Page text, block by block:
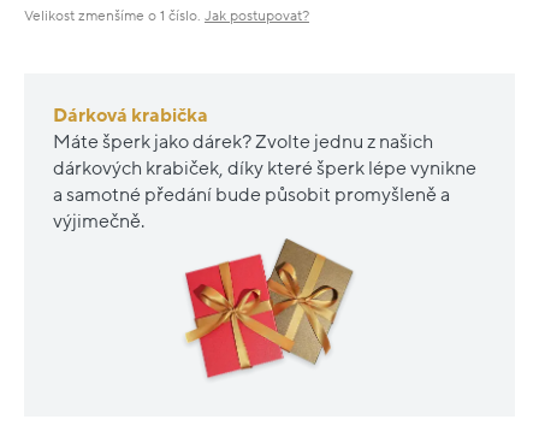
Velikost zmenšíme o 1 číslo. Jak postupovat?
Dárková krabička
Máte šperk jako dárek? Zvolte jednu z našich
dárkových krabiček, díky které šperk lépe vynikne
a samotné předání bude působit promyšleně a
výjimečně.